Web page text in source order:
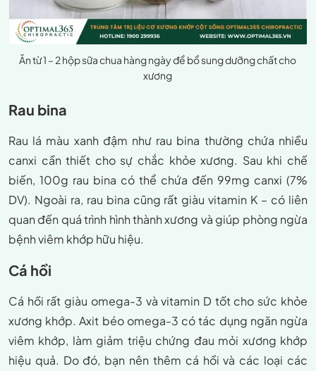
Ăn từ 1 – 2 hộp sữa chua hàng ngày để bổ sung dưỡng chất cho
xương
Rau bina
Rau lá màu xanh đậm như rau bina thường chứa nhiều
canxi cần thiết cho sự chắc khỏe xương. Sau khi chế
biến, 100g rau bina có thể chứa đến 99mg canxi (7%
DV). Ngoài ra, rau bina cũng rất giàu vitamin K – có liên
quan đến quá trình hình thành xương và giúp phòng ngừa
bệnh viêm khớp hữu hiệu.
Cá hồi
Cá hồi rất giàu omega-3 và vitamin D tốt cho sức khỏe
xương khớp. Axit béo omega-3 có tác dụng ngăn ngừa
viêm khớp, làm giảm triệu chứng đau mỏi xương khớp
hiệu quả. Do đó, bạn nên thêm cá hồi và các loại các